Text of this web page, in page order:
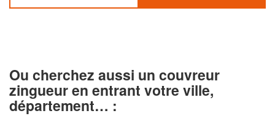
Ou cherchez aussi un couvreur
zingueur en entrant votre ville,
département… :